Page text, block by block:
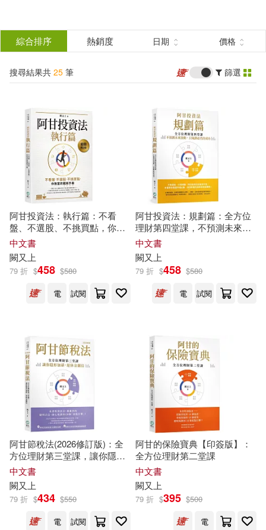
結
分類 (單選)
所有商品(25) 圖書(17)
電子書(8)
作者 (可複選)
闕又上(25)
出版社 (可複選)
時報出版(3) 商業周刊(2)
天下雜誌(2)
天下文化(1)
江蘇鳳凰文藝出版社(1)
金尉(1)
綜合排序 熱銷度 日期 價格
搜尋結果共 25 筆 篩選
阿甘投資法：執行篇：不看
盤、不選股、不挑買點，你致
富的戰術手冊
中文書
闕又上
79 折 $458 $580
電
試閱
阿甘投資法：規劃篇：全方位
理財第四堂課，不預測未來波
動，只規劃必然的成功
中文書
闕又上
79 折 $458 $580
電
試閱
阿甘節稅法(2026修訂版)：全
方位理財第三堂課，讓你隱形
加薪，退休金翻倍
中文書
闕又上
79 折 $434 $550
電
試閱
阿甘的保險寶典【印簽版】：
全方位理財第二堂課
中文書
闕又上
79 折 $395 $500
電